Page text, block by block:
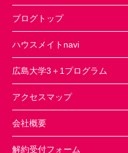
ブログトップ
ハウスメイトnavi
広島大学3＋1プログラム
アクセスマップ
会社概要
解約受付フォーム